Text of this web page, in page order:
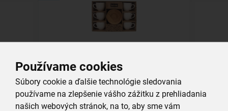
Používame cookies
Súbory cookie a ďalšie technológie sledovania
používame na zlepšenie vášho zážitku z prehliadania
našich webových stránok, na to, aby sme vám
ks
19,99 €
Vložiť do košíka